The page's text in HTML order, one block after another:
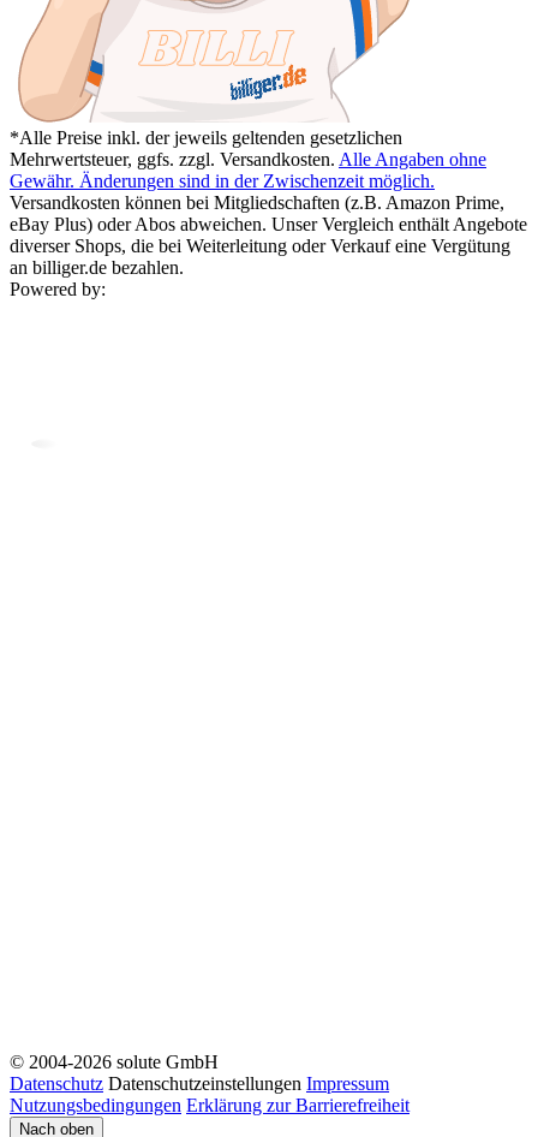
*Alle Preise inkl. der jeweils geltenden gesetzlichen
Mehrwertsteuer, ggfs. zzgl. Versandkosten. Alle Angaben ohne
Gewähr. Änderungen sind in der Zwischenzeit möglich.
Versandkosten können bei Mitgliedschaften (z.B. Amazon Prime,
eBay Plus) oder Abos abweichen. Unser Vergleich enthält Angebote
diverser Shops, die bei Weiterleitung oder Verkauf eine Vergütung
an billiger.de bezahlen.
Powered by:
© 2004-2026 solute GmbH
Datenschutz Datenschutzeinstellungen Impressum
Nutzungsbedingungen Erklärung zur Barrierefreiheit
Nach oben